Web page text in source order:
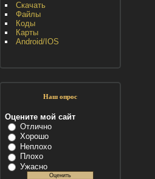
Скачать
Файлы
Коды
Карты
Android/IOS
Наш опрос
Оцените мой сайт
Отлично
Хорошо
Неплохо
Плохо
Ужасно